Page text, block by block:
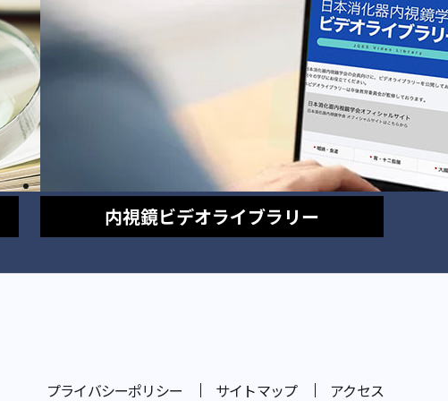
内視鏡ビデオライブラリー
プライバシーポリシー サイトマップ アクセス